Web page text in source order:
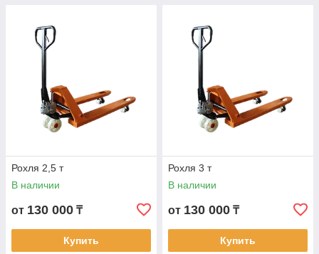
Рохля 2,5 т
В наличии
от 130 000 ₸
Купить
Рохля 3 т
В наличии
от 130 000 ₸
Купить